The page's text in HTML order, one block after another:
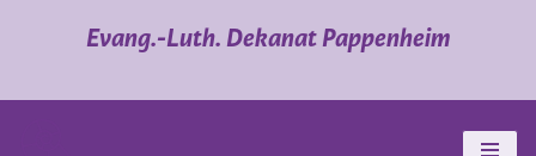
Evang.-Luth. Dekanat Pappenheim